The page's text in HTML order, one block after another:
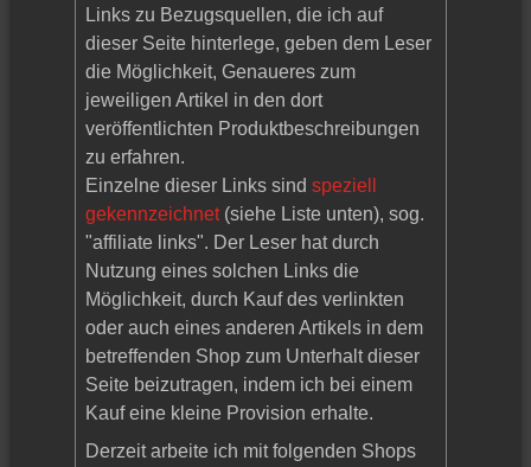
Links zu Bezugsquellen, die ich auf
dieser Seite hinterlege, geben dem Leser
die Möglichkeit, Genaueres zum
jeweiligen Artikel in den dort
veröffentlichten Produktbeschreibungen
zu erfahren.
Einzelne dieser Links sindspeziell
gekennzeichnet(siehe Liste unten), sog.
"affiliate links". Der Leser hat durch
Nutzung eines solchen Links die
Möglichkeit, durch Kauf des verlinkten
oder auch eines anderen Artikels in dem
betreffenden Shop zum Unterhalt dieser
Seite beizutragen, indem ich bei einem
Kauf eine kleine Provision erhalte.
Derzeit arbeite ich mit folgenden Shops